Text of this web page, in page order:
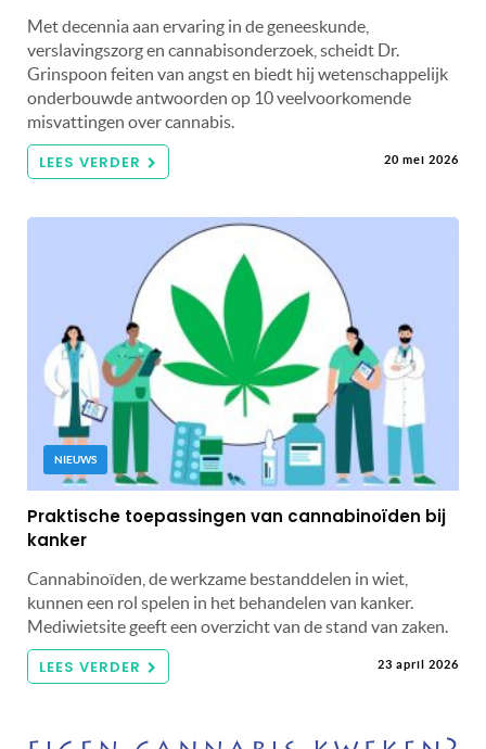
Met decennia aan ervaring in de geneeskunde,
verslavingszorg en cannabisonderzoek, scheidt Dr.
Grinspoon feiten van angst en biedt hij wetenschappelijk
onderbouwde antwoorden op 10 veelvoorkomende
misvattingen over cannabis.
LEES VERDER 20 mei 2026
NIEUWS
Praktische toepassingen van cannabinoïden bij
kanker
Cannabinoïden, de werkzame bestanddelen in wiet,
kunnen een rol spelen in het behandelen van kanker.
Mediwietsite geeft een overzicht van de stand van zaken.
LEES VERDER 23 april 2026